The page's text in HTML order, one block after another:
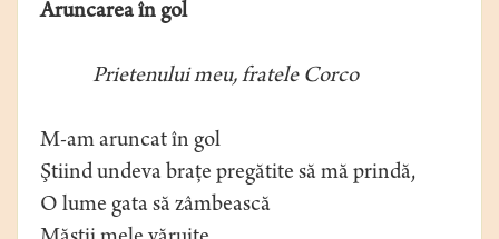
Aruncarea în gol
Prietenului meu, fratele Corco
M-am aruncat în gol
Ştiind undeva braţe pregătite să mă prindă,
O lume gata să zâmbească